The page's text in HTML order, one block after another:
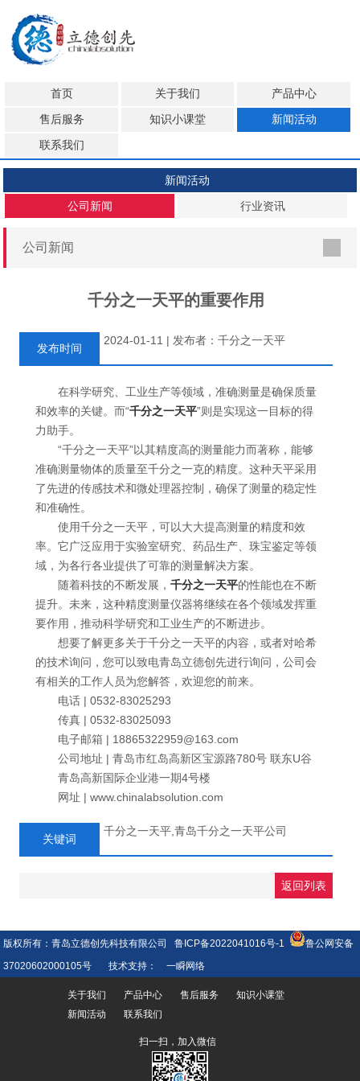
首页 关于我们 产品中心
售后服务 知识小课堂 新闻活动
联系我们
新闻活动
公司新闻
行业资讯
公司新闻
千分之一天平的重要作用
发布时间
2024-01-11 | 发布者：千分之一天平
在科学研究、工业生产等领域，准确测量是确保质量
和效率的关键。而“千分之一天平”则是实现这一目标的得
力助手。
“千分之一天平”以其精度高的测量能力而著称，能够
准确测量物体的质量至千分之一克的精度。这种天平采用
了先进的传感技术和微处理器控制，确保了测量的稳定性
和准确性。
使用千分之一天平，可以大大提高测量的精度和效
率。它广泛应用于实验室研究、药品生产、珠宝鉴定等领
域，为各行各业提供了可靠的测量解决方案。
随着科技的不断发展，千分之一天平的性能也在不断
提升。未来，这种精度测量仪器将继续在各个领域发挥重
要作用，推动科学研究和工业生产的不断进步。
想要了解更多关于千分之一天平的内容，或者对哈希
的技术询问，您可以致电青岛立德创先进行询问，公司会
有相关的工作人员为您解答，欢迎您的前来。
电话 | 0532-83025293
传真 | 0532-83025093
电子邮箱 | 18865322959@163.com
公司地址 | 青岛市红岛高新区宝源路780号 联东U谷
青岛高新国际企业港一期4号楼
网址 | www.chinalabsolution.com
关键词
千分之一天平,青岛千分之一天平公司
返回列表
版权所有：青岛立德创先科技有限公司鲁ICP备2022041016号-1
鲁公网安备
37020602000105号 技术支持： 一瞬网络
关于我们 产品中心 售后服务
知识小课堂
新闻活动
联系我们
扫一扫，加入微信